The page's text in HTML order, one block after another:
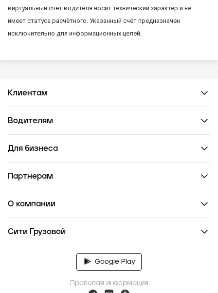
виртуальный счёт водителя носит технический характер и не
имеет статуса расчётного. Указанный счёт предназначен
исключительно для информационных целей.
Клиентам
Водителям
Для бизнеса
Партнерам
О компании
Сити Грузовой
Google Play
Правовая информация